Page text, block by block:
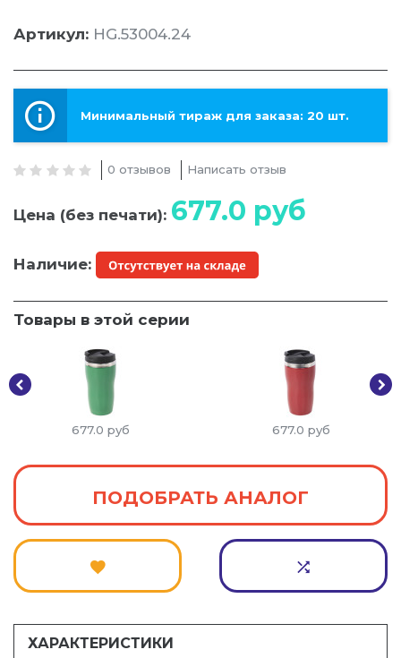
Артикул: HG.53004.24
Минимальный тираж для заказа: 20 шт.
0 отзывов Написать отзыв
Цена (без печати): 677.0 руб
Наличие:
Товары в этой серии
677.0 руб 677.0 руб
ПОДОБРАТЬ АНАЛОГ
ХАРАКТЕРИСТИКИ